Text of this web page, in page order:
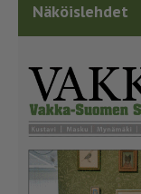
Näköislehdet